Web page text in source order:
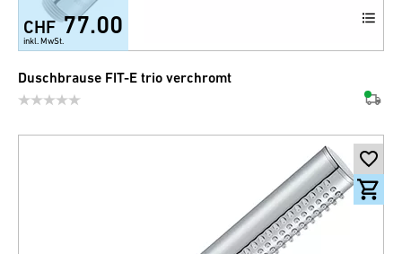
CHF 77.00
inkl. MwSt.
Duschbrause FIT-E trio verchromt